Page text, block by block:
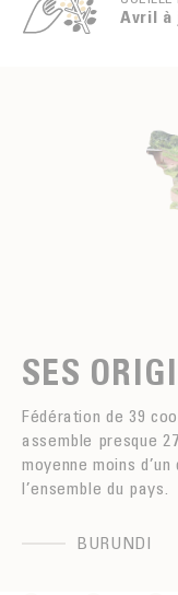
Avril à
SES
Fédération de 39
assemble presque
moyenne moins
l’ensemble du pays.
BURUNDI